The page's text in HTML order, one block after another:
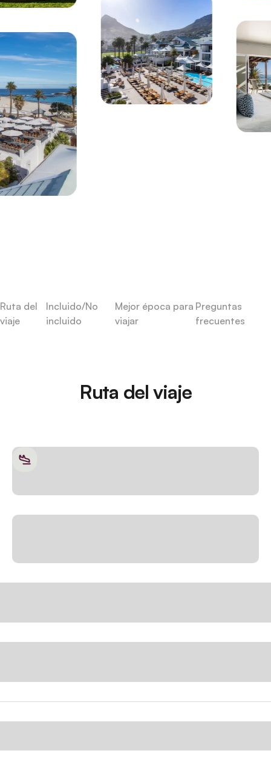
Ruta del
viaje
Incluido/No
incluido
Mejor época para
viajar
Preguntas
frecuentes
Ruta del viaje